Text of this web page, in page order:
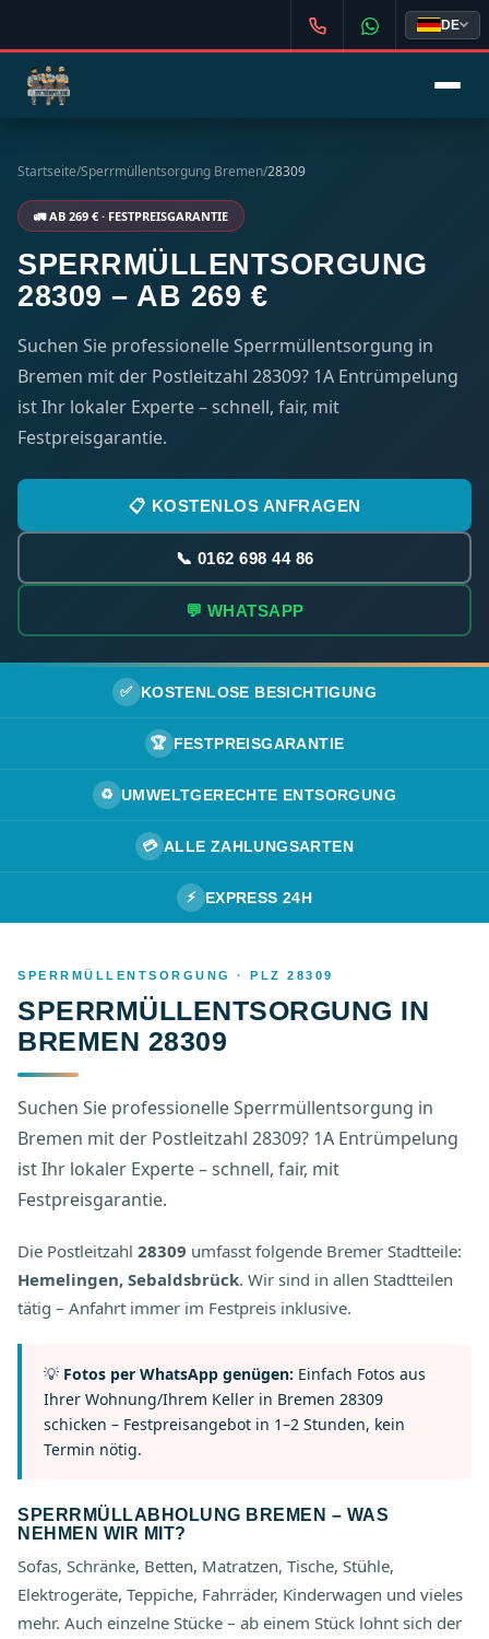
DE
Startseite/Sperrmüllentsorgung Bremen/28309
🚛 AB 269 € · FESTPREISGARANTIE
SPERRMÜLLENTSORGUNG
28309 – AB 269 €
Suchen Sie professionelle Sperrmüllentsorgung in
Bremen mit der Postleitzahl 28309? 1A Entrümpelung
ist Ihr lokaler Experte – schnell, fair, mit
Festpreisgarantie.
📋 KOSTENLOS ANFRAGEN
📞 0162 698 44 86
💬 WHATSAPP
✅ KOSTENLOSE BESICHTIGUNG
🏆 FESTPREISGARANTIE
♻️ UMWELTGERECHTE ENTSORGUNG
💳 ALLE ZAHLUNGSARTEN
⚡ EXPRESS 24H
SPERRMÜLLENTSORGUNG · PLZ 28309
SPERRMÜLLENTSORGUNG IN
BREMEN 28309
Suchen Sie professionelle Sperrmüllentsorgung in
Bremen mit der Postleitzahl 28309? 1A Entrümpelung
ist Ihr lokaler Experte – schnell, fair, mit
Festpreisgarantie.
Die Postleitzahl 28309 umfasst folgende Bremer Stadtteile:
Hemelingen, Sebaldsbrück. Wir sind in allen Stadtteilen
tätig – Anfahrt immer im Festpreis inklusive.
💡 Fotos per WhatsApp genügen: Einfach Fotos aus
Ihrer Wohnung/Ihrem Keller in Bremen 28309
schicken – Festpreisangebot in 1–2 Stunden, kein
Termin nötig.
SPERRMÜLLABHOLUNG BREMEN – WAS
NEHMEN WIR MIT?
Sofas, Schränke, Betten, Matratzen, Tische, Stühle,
Elektrogeräte, Teppiche, Fahrräder, Kinderwagen und vieles
mehr. Auch einzelne Stücke – ab einem Stück lohnt sich der